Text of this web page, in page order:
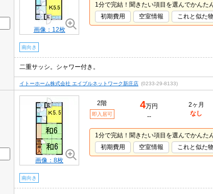
画像：12枚
1分で完結！聞きたい項目を選んでかんた
初期費用
空室情報 これと似た
南向き
二重サッシ。シャワー付き。
イトーホーム株式会社 エイブルネットワーク新庄店 (0233-29-8133)
画像：8枚
2階
即入居可
4万円
--
2ヶ月
なし
1分で完結！聞きたい項目を選んでかんた
初期費用
空室情報 これと似た
南向き